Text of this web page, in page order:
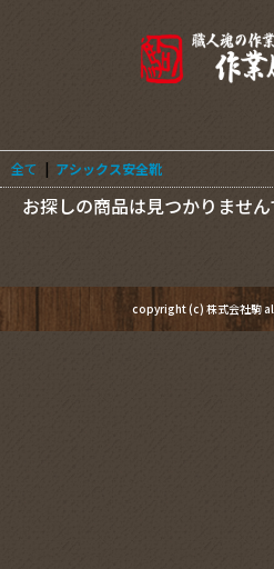
全て | アシックス安全靴
お探しの商品は見つかりませ
copyright (c) 株式会社駒